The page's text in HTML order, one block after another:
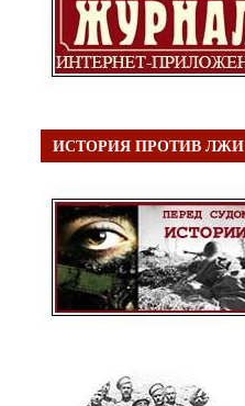
ИСТОРИЯ ПРОТИВ ЛЖИ